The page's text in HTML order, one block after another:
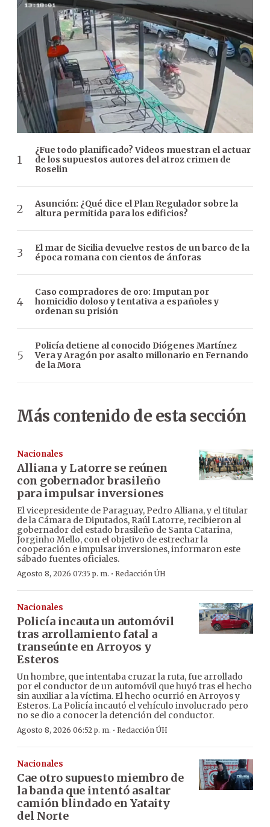
¿Fue todo planificado? Videos muestran el actuar
de los supuestos autores del atroz crimen de
Roselin
Asunción: ¿Qué dice el Plan Regulador sobre la
altura permitida para los edificios?
El mar de Sicilia devuelve restos de un barco de la
época romana con cientos de ánforas
Caso compradores de oro: Imputan por
homicidio doloso y tentativa a españoles y
ordenan su prisión
Policía detiene al conocido Diógenes Martínez
Vera y Aragón por asalto millonario en Fernando
de la Mora
Más contenido de esta sección
Nacionales
Alliana y Latorre se reúnen
con gobernador brasileño
para impulsar inversiones
El vicepresidente de Paraguay, Pedro Alliana, y el titular
de la Cámara de Diputados, Raúl Latorre, recibieron al
gobernador del estado brasileño de Santa Catarina,
Jorginho Mello, con el objetivo de estrechar la
cooperación e impulsar inversiones, informaron este
sábado fuentes oficiales.
Agosto 8, 2026 07:35 p. m. · Redacción ÚH
Nacionales
Policía incauta un automóvil
tras arrollamiento fatal a
transeúnte en Arroyos y
Esteros
Un hombre, que intentaba cruzar la ruta, fue arrollado
por el conductor de un automóvil que huyó tras el hecho
sin auxiliar a la víctima. El hecho ocurrió en Arroyos y
Esteros. La Policía incautó el vehículo involucrado pero
no se dio a conocer la detención del conductor.
Agosto 8, 2026 06:52 p. m. · Redacción ÚH
Nacionales
Cae otro supuesto miembro de
la banda que intentó asaltar
camión blindado en Yataity
del Norte